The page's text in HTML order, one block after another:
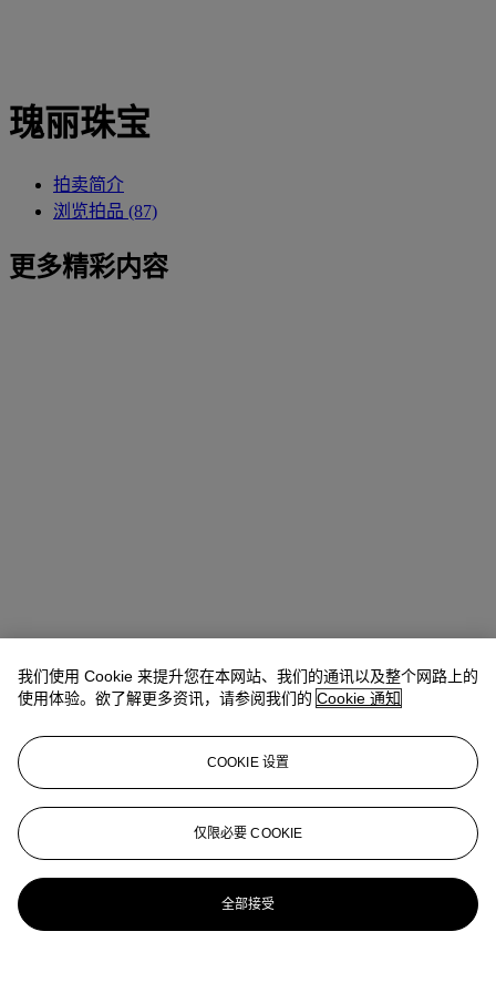
瑰丽珠宝
拍卖简介
浏览拍品 (87)
更多精彩内容
我们使用 Cookie 来提升您在本网站、我们的通讯以及整个网路上的
使用体验。欲了解更多资讯，请参阅我们的 Cookie 通知
COOKIE 设置
仅限必要 COOKIE
全部接受